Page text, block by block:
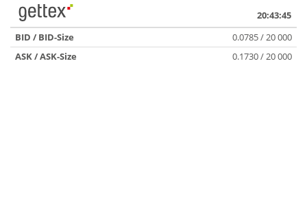
20:43:45
BID / BID-Size
0.0785 / 20 000
ASK / ASK-Size
0.1730 / 20 000